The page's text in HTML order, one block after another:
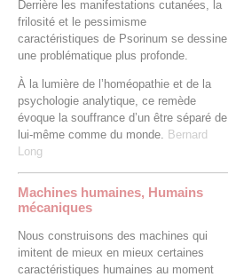
Derrière les manifestations cutanées, la
frilosité et le pessimisme
caractéristiques de Psorinum se dessine
une problématique plus profonde.
À la lumière de l’homéopathie et de la
psychologie analytique, ce remède
évoque la souffrance d’un être séparé de
lui-même comme du monde. Bernard
Long
Machines humaines, Humains
mécaniques
Nous construisons des machines qui
imitent de mieux en mieux certaines
caractéristiques humaines au moment